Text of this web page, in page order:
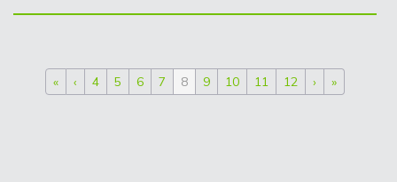
« ‹ 4 5 6 7 8 9 10 11 12 › »